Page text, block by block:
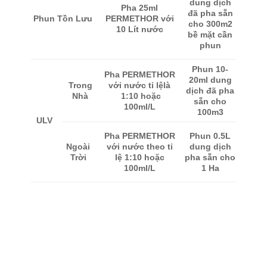
Phun Tồn Lưu
Pha 25ml
PERMETHOR với
10 Lít nước
dung dịch
đã pha sẵn
cho 300m2
bề mặt cần
phun
ULV
Trong
Nhà
Pha PERMETHOR
với nước tỉ lệlà
1:10 hoặc
100ml/L
Phun 10-
20ml dung
dịch đã pha
sẵn cho
100m3
Ngoài
Trời
Pha PERMETHOR
với nước theo tỉ
lệ 1:10 hoặc
100ml/L
Phun 0.5L
dung dịch
pha sẵn cho
1 Ha